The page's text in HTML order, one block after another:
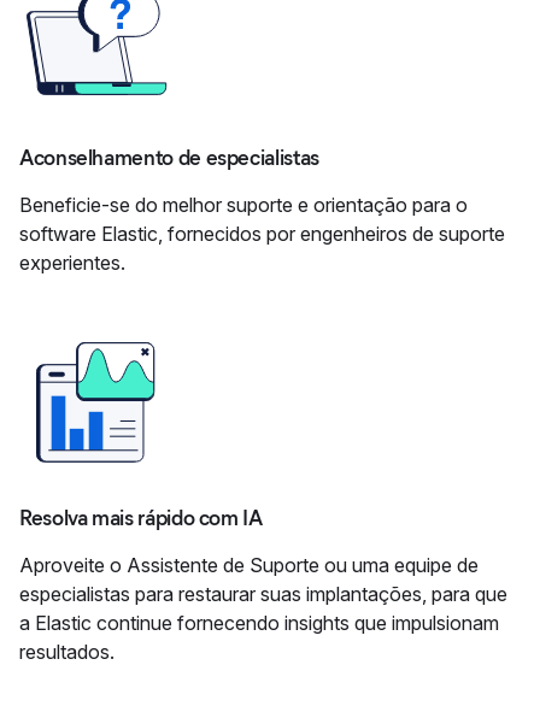
Aconselhamento de especialistas
Beneficie-se do melhor suporte e orientação para o
software Elastic, fornecidos por engenheiros de suporte
experientes.
Resolva mais rápido com IA
Aproveite o Assistente de Suporte ou uma equipe de
especialistas para restaurar suas implantações, para que
a Elastic continue fornecendo insights que impulsionam
resultados.